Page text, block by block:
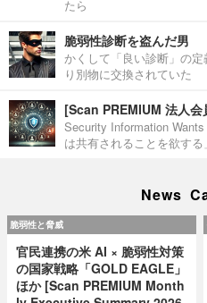
たら
脆弱性診断を盗んだ男
かくして「良い診断」の
り別物に交換されていた
[Scan PREMIUM 法人会
Security Information
は共有されることを欲する
News
脆弱性と脅威
官民連携の米 AI × 脆弱性対策
の国家戦略「GOLD EAGLE」
ほか [Scan PREMIUM Month